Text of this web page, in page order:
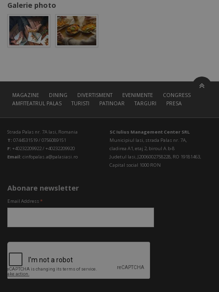
Galerie photo
MAGAZINE DINING DIVERTISMENT EVENIMENTE
CONGRESS HALL
AMFITEATRUL PALAS
TURISTI PATINOAR TARGURI PRESA
Strada Palas nr. 7A Iasi, Romania
T: 0744531519 / 0756089151
F: +40232209922 / +40232209920
Email: cinfopalas.a@palasiasi.ro
SC Iulius Management Center SRL
Municipiul Iasi, strada Palas nr. 7A,
cladirea A1, etaj 2, biroul A.b-8
Judetul Iasi, J2006002758228, RO 19181463,
Capital social 1000 RON
Abonare newsletter
Email Address*